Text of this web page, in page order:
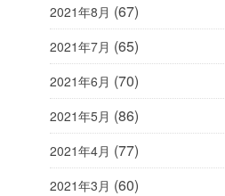
2021年8月 (67)
2021年7月 (65)
2021年6月 (70)
2021年5月 (86)
2021年4月 (77)
2021年3月 (60)